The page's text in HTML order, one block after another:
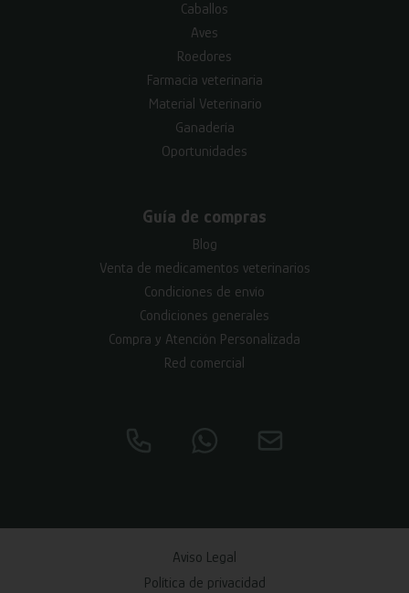
Caballos
Aves
Roedores
Farmacia veterinaria
Material Veterinario
Ganadería
Oportunidades
Guía de compras
Blog
Venta de medicamentos veterinarios
Condiciones de envío
Condiciones generales
Compra y Atención Personalizada
Red comercial
Aviso Legal
Política de privacidad